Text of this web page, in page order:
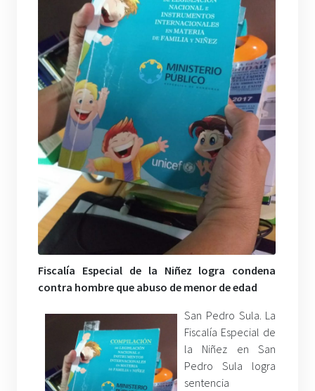
Fiscalía Especial de la Niñez logra condena
contra hombre que abuso de menor de edad
San Pedro Sula. La
Fiscalía Especial de
la Niñez en San
Pedro Sula logra
sentencia